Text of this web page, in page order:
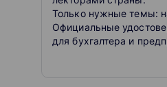
Только нужные темы:
Официальные
для бухгалтера и